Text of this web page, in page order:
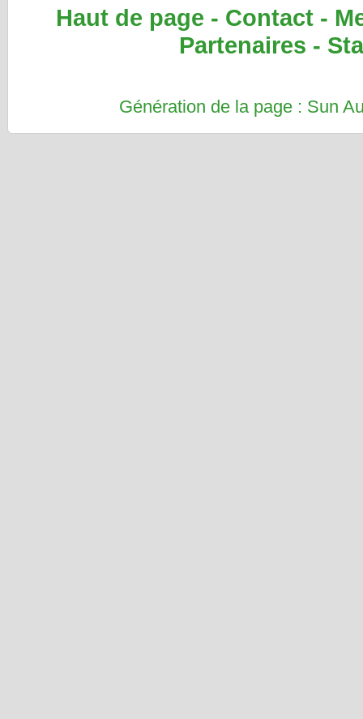
Haut de page - Contact -
Partenaires -
Génération de la page : Sun